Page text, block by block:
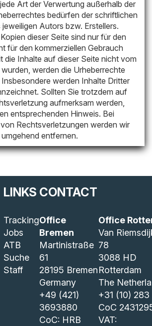
Art der Verwertung außerhalb der
bedürfen der schriftlichen
Autors bzw. Erstellers.
dieser Seite sind nur für den
für den kommerziellen Gebrauch
die Inhalte auf dieser Seite nicht vom
werden die Urheberrechte
werden Inhalte Dritter
Sollten Sie trotzdem auf
aufmerksam werden,
entsprechenden Hinweis. Bei
Rechtsverletzungen werden wir
entfernen.
LINKS
Tracking
Jobs
ATB
Suche
Staff
CONTACT
Office
Bremen
Martinistraße
61
28195 Bremen
Germany
+49 (421)
3693880
CoC: HRB
Office
Van
78
3088 HD
Rotterdam
The
+31 (10) 283
CoC
VAT: